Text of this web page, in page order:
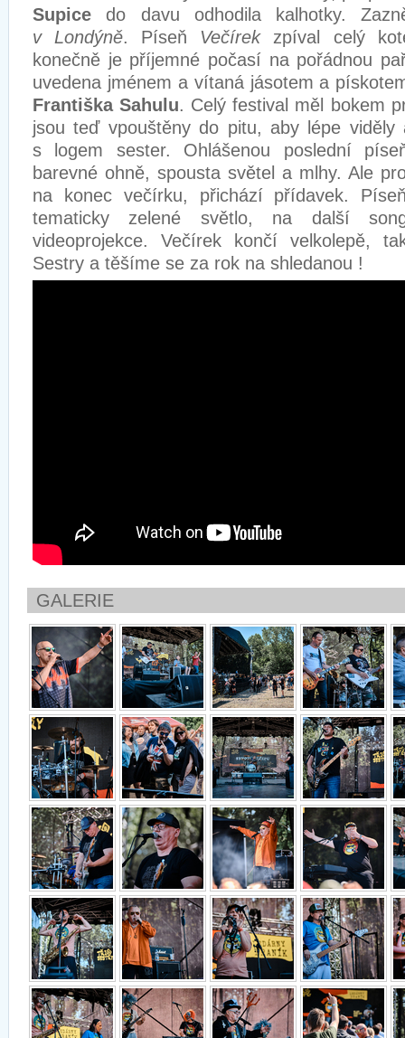
Supice do davu odhodila kalhotky.
v Londýně. Píseň Večírekzpíval celý
konečně je příjemné počasí na pořádnou
uvedena jménem a vítaná jásotem a
Františka Sahulu. Celý festival měl bokem
jsou teď vpouštěny do pitu, aby lépe viděly
s logem sester. Ohlášenou poslední
barevné ohně, spousta světel a mlhy. Ale
na konec večírku, přichází přídavek.
tematicky zelené světlo, na další
videoprojekce. Večírek končí velkolepě,
Sestry a těšíme se za rok na shledanou !
GALERIE